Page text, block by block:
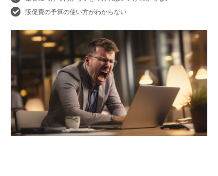
販促費の予算の使い方がわからない